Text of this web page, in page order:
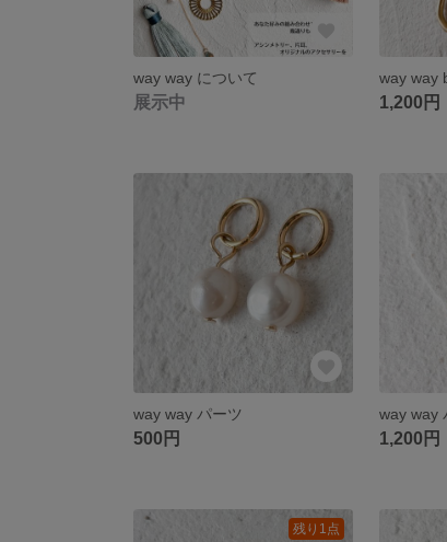
way way について
展示中
way way
1,200円
way way パーツ
500円
way way
1,200円
残り1点